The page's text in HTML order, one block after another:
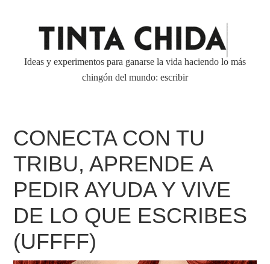
Ideas y experimentos para ganarse la vida haciendo lo más
chingón del mundo: escribir
CONECTA CON TU
TRIBU, APRENDE A
PEDIR AYUDA Y VIVE
DE LO QUE ESCRIBES
(UFFFF)